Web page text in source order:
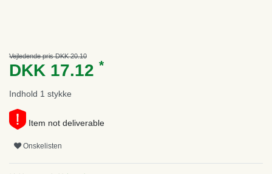
Vejledende pris DKK 20.10
DKK 17.12 *
Indhold 1 stykke
Item not deliverable
Onskelisten